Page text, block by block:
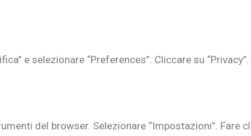
e selezionare “Preferences”. Cliccare su
del browser. Selezionare “Impostazioni”. Fare